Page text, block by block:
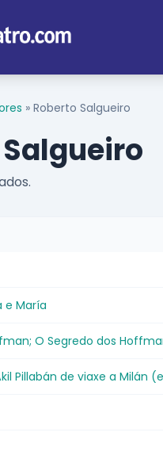
» Roberto Salgueiro
e María
O Segredo dos
Pillabán de viaxe a Milán